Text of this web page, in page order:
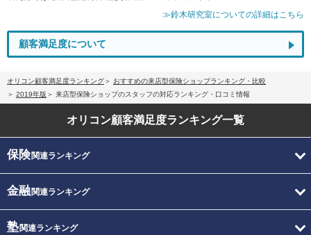
≫鈴木研究室についての詳細はこちら
顧客満足度について
オリコン顧客満足度ランキング
おすすめの来店型保険ショップランキング・比較
2019年版
来店型保険ショップのスタッフの対応ランキング・口コミ情報
オリコン顧客満足度ランキング一覧
保険関連ランキング
金融関連ランキング
塾関連ランキング